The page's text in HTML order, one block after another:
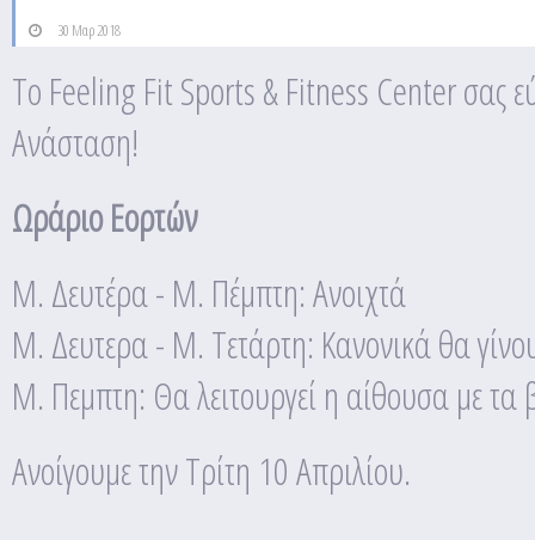
30 Μαρ 2018
Το Feeling Fit Sports & Fitness Center σας
Ανάσταση!
Ωράριο Εορτών
Μ. Δευτέρα - Μ. Πέμπτη: Ανοιχτά
Μ. Δευτερα - Μ. Τετάρτη: Κανονικά θα
Μ. Πεμπτη: Θα λειτουργεί η αίθουσα με τα
Ανοίγουμε την Τρίτη 10 Απριλίου.